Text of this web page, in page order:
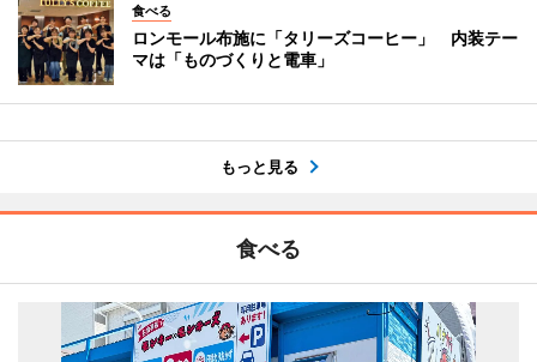
食べる
ロンモール布施に「タリーズコーヒー」 内装テー
マは「ものづくりと電車」
もっと見る
食べる